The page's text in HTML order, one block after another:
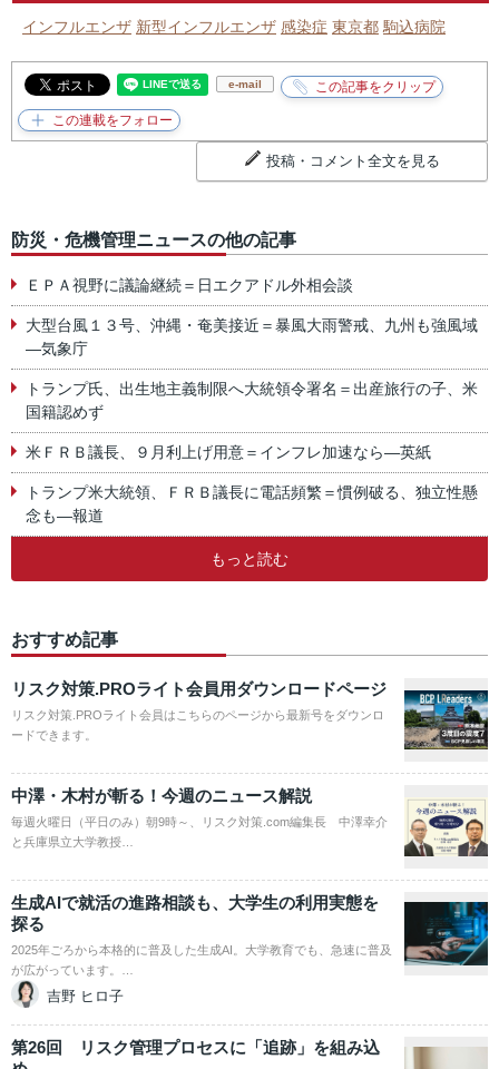
インフルエンザ 新型インフルエンザ 感染症 東京都 駒込病院
e-mail
投稿・コメント全文を見る
防災・危機管理ニュースの他の記事
ＥＰＡ視野に議論継続＝日エクアドル外相会談
大型台風１３号、沖縄・奄美接近＝暴風大雨警戒、九州も強風域
―気象庁
トランプ氏、出生地主義制限へ大統領令署名＝出産旅行の子、米
国籍認めず
米ＦＲＢ議長、９月利上げ用意＝インフレ加速なら―英紙
トランプ米大統領、ＦＲＢ議長に電話頻繁＝慣例破る、独立性懸
念も―報道
もっと読む
おすすめ記事
リスク対策.PROライト会員用ダウンロードページ
リスク対策.PROライト会員はこちらのページから最新号をダウンロ
ードできます。
中澤・木村が斬る！今週のニュース解説
毎週火曜日（平日のみ）朝9時～、リスク対策.com編集長 中澤幸介
と兵庫県立大学教授…
生成AIで就活の進路相談も、大学生の利用実態を
探る
2025年ごろから本格的に普及した生成AI。大学教育でも、急速に普及
が広がっています。…
吉野 ヒロ子
第26回 リスク管理プロセスに「追跡」を組み込